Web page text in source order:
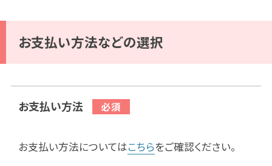
お支払い方法などの選択
お支払い方法
お支払い方法についてはこちらをご確認ください。